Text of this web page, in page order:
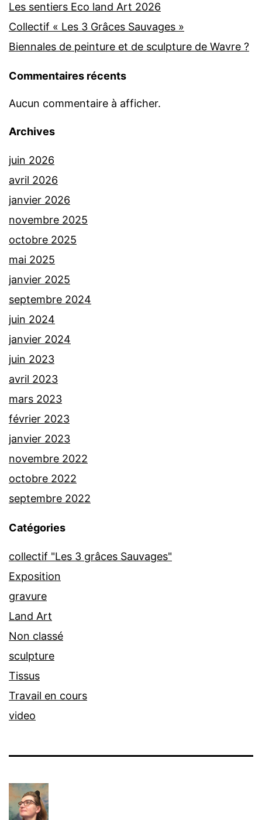
Les sentiers Eco land Art 2026
Collectif « Les 3 Grâces Sauvages »
Biennales de peinture et de sculpture de Wavre ?
Commentaires récents
Aucun commentaire à afficher.
Archives
juin 2026
avril 2026
janvier 2026
novembre 2025
octobre 2025
mai 2025
janvier 2025
septembre 2024
juin 2024
janvier 2024
juin 2023
avril 2023
mars 2023
février 2023
janvier 2023
novembre 2022
octobre 2022
septembre 2022
Catégories
collectif "Les 3 grâces Sauvages"
Exposition
gravure
Land Art
Non classé
sculpture
Tissus
Travail en cours
video